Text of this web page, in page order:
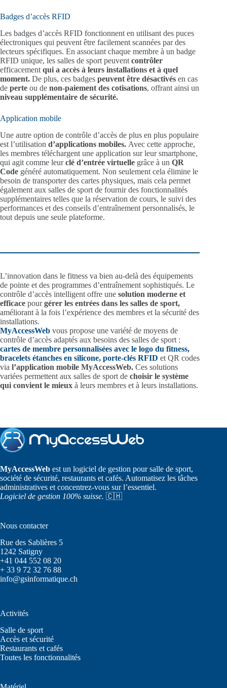
Badges d’accès RFID
Les badges d’accès RFID fonctionnent en utilisant des puces
électroniques qui peuvent être facilement scannées par des
lecteurs spécifiques. En associant chaque membre à un badge
RFID unique, les salles de sport peuvent contrôler
efficacement qui a accès à leurs installations et à quel
moment. De plus, ces badges peuvent être désactivés en cas
de perte ou de non-paiement des cotisations, offrant ainsi un
niveau supplémentaire de sécurité.
Application mobile
Une autre option de contrôle d’accès de plus en plus populaire
est l’utilisation d’applications mobiles. Avec cette approche,
les membres téléchargent une application sur leur smartphone,
qui agit comme leurclé d’entrée virtuelle grâce à un QR
Code généré automatiquement. Non seulement cela élimine le
besoin de transporter des cartes physiques, mais cela permet
également aux salles de sport de fournir des fonctionnalités
supplémentaires telles que la réservation de cours, le suivi des
performances et des conseils d’entraînement personnalisés, le
tout depuis une seule plateforme.
L’innovation dans le fitness va bien au-delà des équipements
de pointe et des programmes d’entraînement sophistiqués. Le
contrôle d’accès intelligent offre une solution moderne et
efficace pourgérer les entrées dans les salles de sport,
améliorant à la fois l’expérience des membres et la sécurité des
installations.
MyAccessWeb vous propose une variété de moyens de
contrôle d’accès adaptés aux besoins des salles de sport :
cartes de membre personnalisées avec le logo du fitness,
bracelets étanches en silicone, porte-clés RFID et QR codes
via l’application mobile MyAccessWeb. Ces solutions
variées permettent aux salles de sport de choisir le système
qui convient le mieux à leurs membres et à leurs installations.
MyAccessWeb est un logiciel de gestion pour salle de sport,
société de sécurité, restaurants et cafés. Automatisez les tâches
administratives et concentrez-vous sur l’essentiel.
Logiciel de gestion 100% suisse. 🇨🇭
Nous contacter
Rue des Sablières 5
1242 Satigny
+41 044 552 08 20
+ 33 9 72 32 76 88
info@gsinformatique.ch
Activités
Salle de sport
Accès et sécurité
Restaurants et cafés
Toutes les fonctionnalités